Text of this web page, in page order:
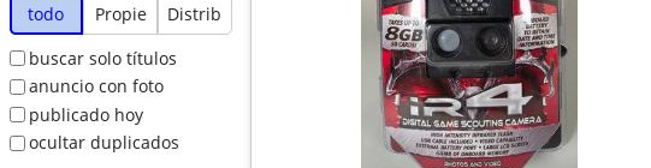
todo
Propie
Distrib
buscar solo títulos
anuncio con foto
publicado hoy
ocultar duplicados